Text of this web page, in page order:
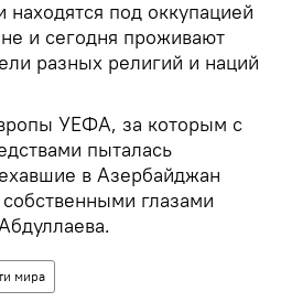
под оккупацией
и сегодня проживают
разных религий и наций
УЕФА, за которым с
пыталась
в Азербайджан
глазами
мира